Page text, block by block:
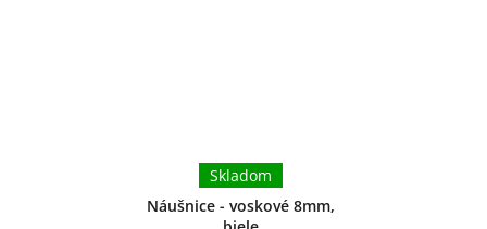
Náušnice - voskové 8mm,
Skladom